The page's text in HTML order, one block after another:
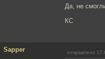
Да, не
КС
Sapper отправлено